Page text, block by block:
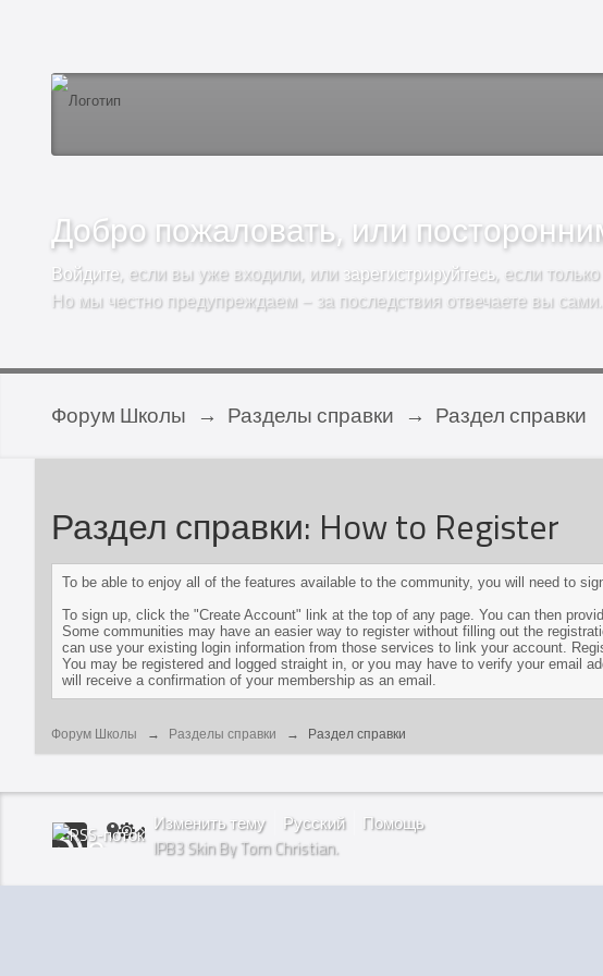
Добро пожаловать, или
Войдите, если вы уже входили, или зарегистрируйтесь, если
Но мы честно предупреждаем – за последствия отвечаете вы
Форум Школы → Разделы справки → Раздел справки
Раздел справки: How to Register
To be able to enjoy all of the features available to the community, you will need to
To sign up, click the "Create Account" link at the top of any page. You can then
Some communities may have an easier way to register without filling out the
can use your existing login information from those services to link your account.
You may be registered and logged straight in, or you may have to verify your email
will receive a confirmation of your membership as an email.
Форум Школы → Разделы справки → Раздел справки
Изменить тему Русский
Помощь
IPB3 Skin By Tom Christian.